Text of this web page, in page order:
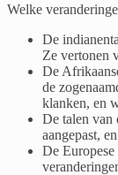
Welke
De
Ze vertonen
De
de
klanken, en
De talen van
aangepast,
De